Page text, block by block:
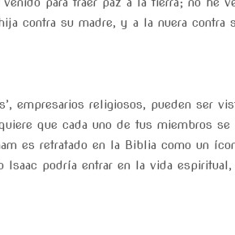
contra su madre, y a la nuera contra
empresarios religiosos, pueden ser
que cada uno de tus miembros
es retratado en la Biblia como un
podría entrar en la vida